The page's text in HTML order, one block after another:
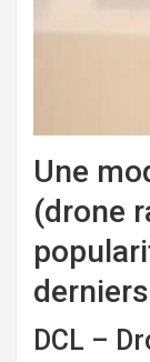
Une
(drone
DCL –